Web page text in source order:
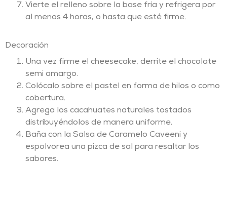
Vierte el relleno sobre la base fría y refrigera por
al menos 4 horas, o hasta que esté firme.
Decoración
Una vez firme el cheesecake, derrite el chocolate
semi amargo.
Colócalo sobre el pastel en forma de hilos o como
cobertura.
Agrega los cacahuates naturales tostados
distribuyéndolos de manera uniforme.
Baña con la Salsa de Caramelo Caveeni y
espolvorea una pizca de sal para resaltar los
sabores.